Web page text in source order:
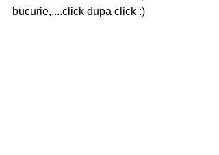
bucurie,....click dupa click :)